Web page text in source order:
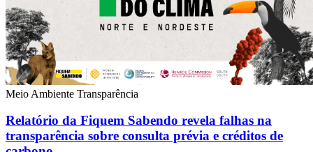
Meio Ambiente Transparência
Relatório da Fiquem Sabendo revela falhas na
transparência sobre consulta prévia e créditos de